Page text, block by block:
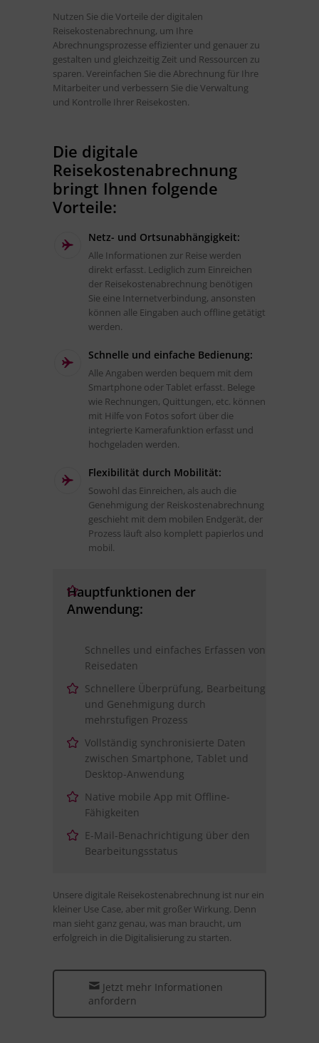
Nutzen Sie die Vorteile der digitalen
Reisekostenabrechnung, um Ihre
Abrechnungsprozesse effizienter und genauer zu
gestalten und gleichzeitig Zeit und Ressourcen zu
sparen. Vereinfachen Sie die Abrechnung für Ihre
Mitarbeiter und verbessern Sie die Verwaltung
und Kontrolle Ihrer Reisekosten.
Die digitale
Reisekostenabrechnung
bringt Ihnen folgende
Vorteile:
Netz- und Ortsunabhängigkeit:
Alle Informationen zur Reise werden
direkt erfasst. Lediglich zum Einreichen
der Reisekostenabrechnung benötigen
Sie eine Internetverbindung, ansonsten
können alle Eingaben auch offline getätigt
werden.
Schnelle und einfache Bedienung:
Alle Angaben werden bequem mit dem
Smartphone oder Tablet erfasst. Belege
wie Rechnungen, Quittungen, etc. können
mit Hilfe von Fotos sofort über die
integrierte Kamerafunktion erfasst und
hochgeladen werden.
Flexibilität durch Mobilität:
Sowohl das Einreichen, als auch die
Genehmigung der Reiskostenabrechnung
geschieht mit dem mobilen Endgerät, der
Prozess läuft also komplett papierlos und
mobil.
Hauptfunktionen der
Anwendung:
Schnelles und einfaches Erfassen von
Reisedaten
Schnellere Überprüfung, Bearbeitung
und Genehmigung durch
mehrstufigen Prozess
Vollständig synchronisierte Daten
zwischen Smartphone, Tablet und
Desktop-Anwendung
Native mobile App mit Offline-
Fähigkeiten
E-Mail-Benachrichtigung über den
Bearbeitungsstatus
Unsere digitale Reisekostenabrechnung ist nur ein
kleiner Use Case, aber mit großer Wirkung. Denn
man sieht ganz genau, was man braucht, um
erfolgreich in die Digitalisierung zu starten.
Jetzt mehr Informationen
anfordern